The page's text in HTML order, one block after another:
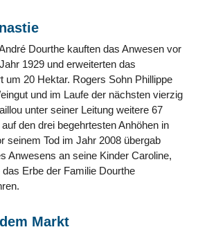
Dourthe kauften das Anwesen vor
1929 und erweiterten das
um 20 Hektar. Rogers Sohn Phillippe
und im Laufe der nächsten vierzig
unter seiner Leitung weitere 67
den drei begehrtesten Anhöhen in
seinem Tod im Jahr 2008 übergab
Anwesens an seine Kinder Caroline,
Erbe der Familie Dourthe
Markt